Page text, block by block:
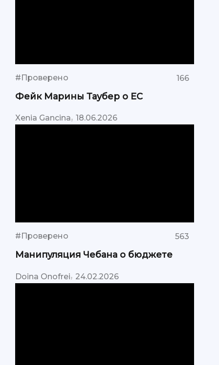
#Проверено 166
Фейк Марины Таубер о ЕС
Xenia Gancina,18.06.2026
#Проверено 563
Манипуляция Чебана о бюджете
Doina Onofrei, 24.02.2026